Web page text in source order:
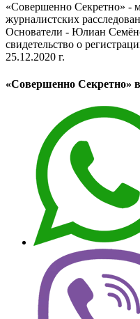
«Совершенно Секретно» -
журналистских
Основатели - Юлиан
свидетельство о
25.12.2020 г.
«Совершенно Секретно»